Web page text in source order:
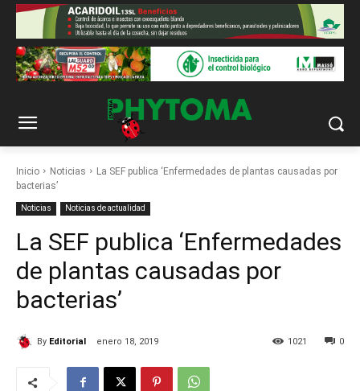
Inicio Noticias
La SEF publica ‘Enfermedades de plantas causadas por
bacterias’
Noticias Noticias de actualidad
La SEF publica ‘Enfermedades
de plantas causadas por
bacterias’
By Editorial enero 18, 2019 0
1021